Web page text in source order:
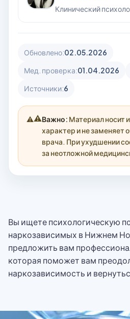
Клинический
Обновлено:02.05.2026
Мед. проверка:01.04.2026
Источники:6
⚠️Важно: Материал носит
характер и не заменяет
врача. При ухудшении
за неотложной
Вы ищете психологическую
наркозависимых в Нижнем
предложить вам
которая поможет вам
наркозависимость и